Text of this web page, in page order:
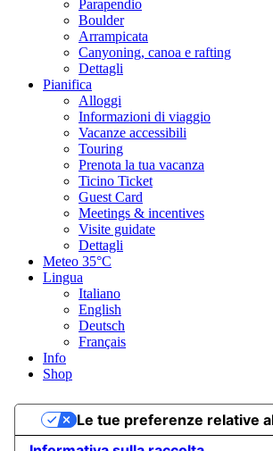
Parapendio
Boulder
Arrampicata
Canyoning, canoa e rafting
Dettagli
Pianifica
Alloggi
Informazioni di viaggio
Vacanze accessibili
Touring
Prenota la tua vacanza
Ticino Ticket
Guest Card
Meetings & incentives
Visite guidate
Dettagli
Meteo 35°C
Lingua
Italiano
English
Deutsch
Français
Info
Shop
Le tue preferenze relative